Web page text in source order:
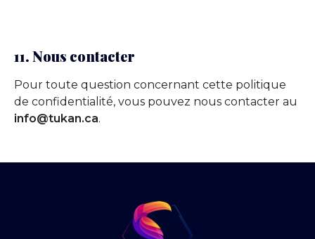
11. Nous contacter
Pour toute question concernant cette politique
de confidentialité, vous pouvez nous contacter au
info@tukan.ca.